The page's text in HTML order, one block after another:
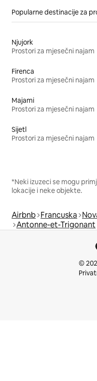
Popularne destinacije za
Njujork
Prostori za mjesečni najam
Firenca
Prostori za mjesečni najam
Majami
Prostori za mjesečni najam
Sijetl
Prostori za mjesečni najam
*Neki izuzeci se mogu
lokacije i neke objekte.
Airbnb Francuska
Antonne-et-Trigonant
©